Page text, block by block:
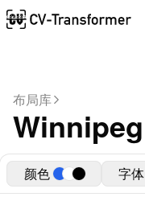
布局库
Winnipeg
颜色 字体